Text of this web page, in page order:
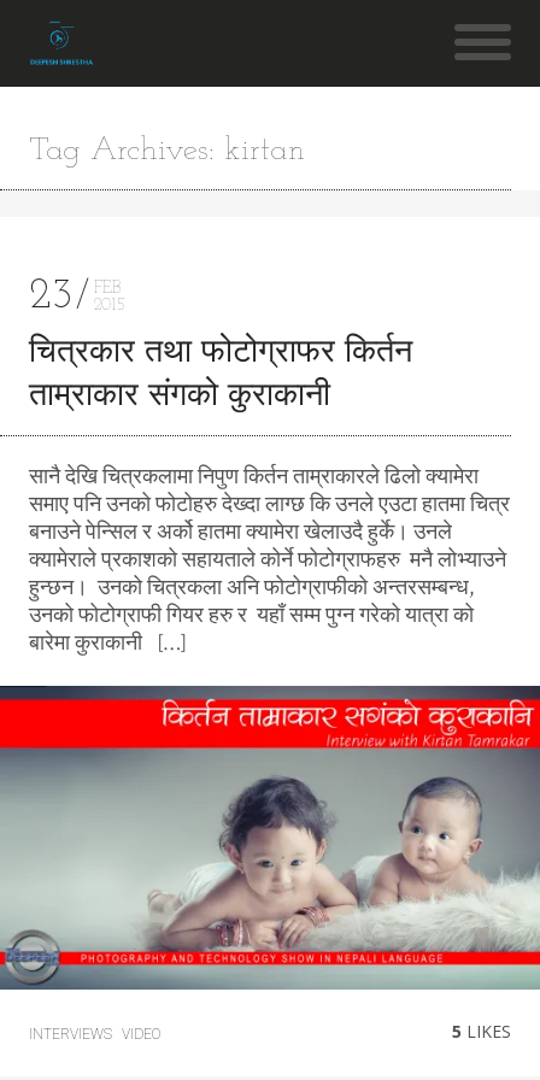
Tag Archives: kirtan
23
FEB
2015
चित्रकार तथा फोटोग्राफर किर्तन
ताम्राकार संगको कुराकानी
सानै देखि चित्रकलामा निपुण किर्तन ताम्राकारले ढिलो क्यामेरा
समाए पनि उनको फोटोहरु देख्दा लाग्छ कि उनले एउटा हातमा चित्र
बनाउने पेन्सिल र अर्को हातमा क्यामेरा खेलाउदै हुर्के। उनले
क्यामेराले प्रकाशको सहायताले कोर्ने फोटोग्राफहरु मनै लोभ्याउने
हुन्छन। उनको चित्रकला अनि फोटोग्राफीको अन्तरसम्बन्ध,
उनको फोटोग्राफी गियर हरु र यहाँ सम्म पुग्न गरेको यात्रा को
बारेमा कुराकानी […]
INTERVIEWS VIDEO 5 LIKES